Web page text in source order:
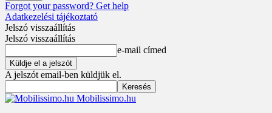
Forgot your password? Get help
Adatkezelési tájékoztató
Jelszó visszaállítás
Jelszó visszaállítás
e-mail címed
A jelszót email-ben küldjük el.
Mobilissimo.hu